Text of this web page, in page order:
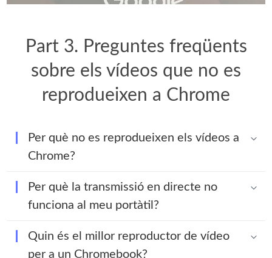
Part 3. Preguntes freqüents
sobre els vídeos que no es
reprodueixen a Chrome
Per què no es reprodueixen els vídeos a
Chrome?
Per què la transmissió en directe no
funciona al meu portàtil?
Quin és el millor reproductor de vídeo
per a un Chromebook?